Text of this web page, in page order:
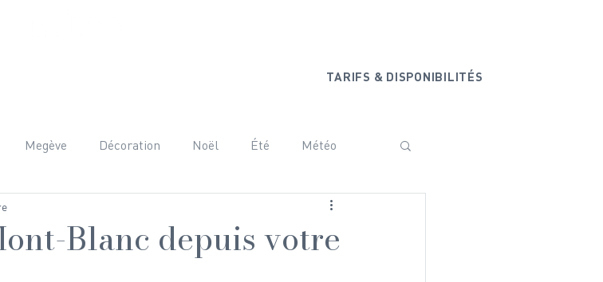
TARIFS & DISPONIBILITÉS
Megève Décoration Noël Été Météo
Vanoise
Blanc depuis votre